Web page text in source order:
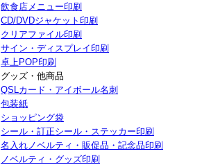
飲食店メニュー印刷
CD/DVDジャケット印刷
クリアファイル印刷
サイン・ディスプレイ印刷
卓上POP印刷
グッズ・他商品
QSLカード・アイボール名刺
包装紙
ショッピング袋
シール・訂正シール・ステッカー印刷
名入れノベルティ・販促品・記念品印刷
ノベルティ・グッズ印刷